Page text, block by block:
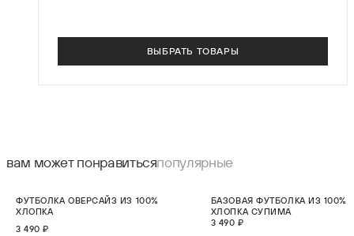
ВЫБРАТЬ ТОВАРЫ
вам может понравитьсяпопулярные
ФУТБОЛКА ОВЕРСАЙЗ ИЗ 100%
ХЛОПКА
3 490 ₽
БАЗОВАЯ ФУТБОЛКА ИЗ 100%
ХЛОПКА СУПИМА
3 490 ₽